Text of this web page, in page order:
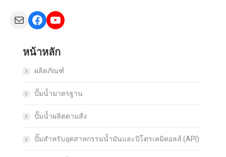
Mail Facebook YouTube
หน้าหลัก
ผลิตภัณฑ์
ปั๊มน้ำมาตรฐาน
ปั๊มน้ำผลิตตามสั่ง
ปั๊มสำหรับอุตสาหกรรมน้ำมันและปิโตรเคมิคอลส์ (API)